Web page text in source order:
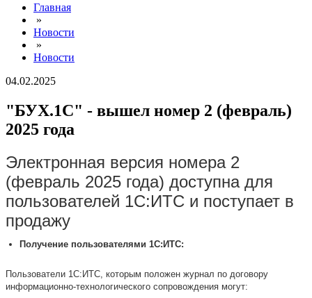
Главная
»
Новости
»
Новости
04.02.2025
"БУХ.1С" - вышел номер 2 (февраль)
2025 года
Электронная версия номера 2
(февраль 2025 года) доступна для
пользователей 1С:ИТС и поступает в
продажу
Получение пользователями 1С:ИТС:
Пользователи 1С:ИТС, которым положен журнал по договору
информационно-технологического сопровождения могут: